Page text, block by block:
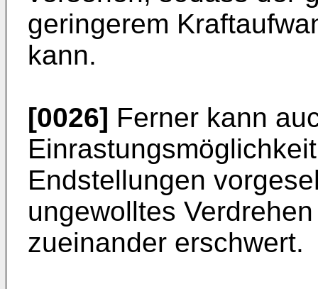
geringerem
kann.
[0026] Ferner kann
Endstellungen
ungewolltes
zueinander erschwert.